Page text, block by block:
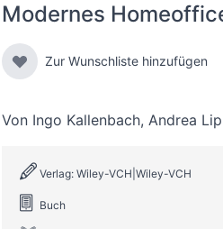
Modernes
Zur Wunschliste hinzufügen
Von Ingo Kallenbach, Andrea
Verlag: Wiley-VCH|Wiley-VCH
Buch